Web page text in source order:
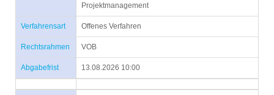
Projektmanagement
Verfahrensart Offenes Verfahren
Rechtsrahmen VOB
Abgabefrist 13.08.2026 10:00